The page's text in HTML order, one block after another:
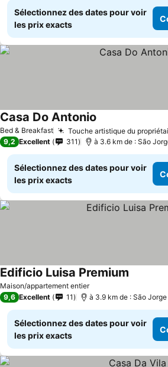
Sélectionnez des dates pour voir
les prix exacts
Bed & Breakfast Touche artistique du
Casa Do Antonio
9,2 Excellent 311 à 3.6 km de : São
Sélectionnez des dates pour voir
les prix exacts
Maison/appartement entier
Edificio Luisa Premium
9,6 Excellent 11 à 3.9 km de : São
Sélectionnez des dates pour voir
les prix exacts